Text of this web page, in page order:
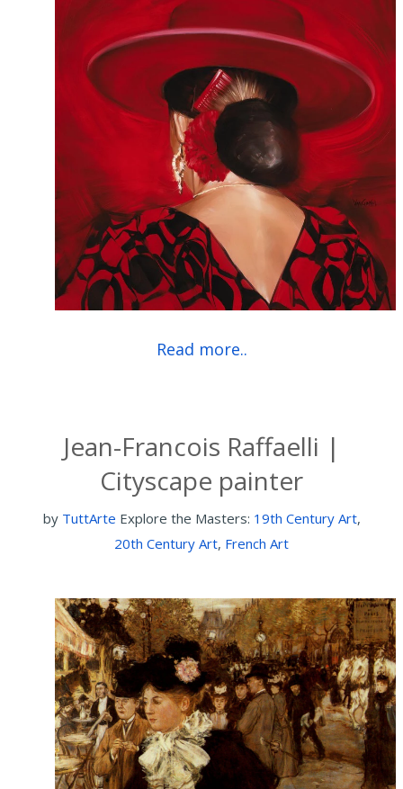
Read more..
Jean-Francois Raffaelli |
Cityscape painter
by TuttArte Explore the Masters: 19th Century Art,
20th Century Art, French Art